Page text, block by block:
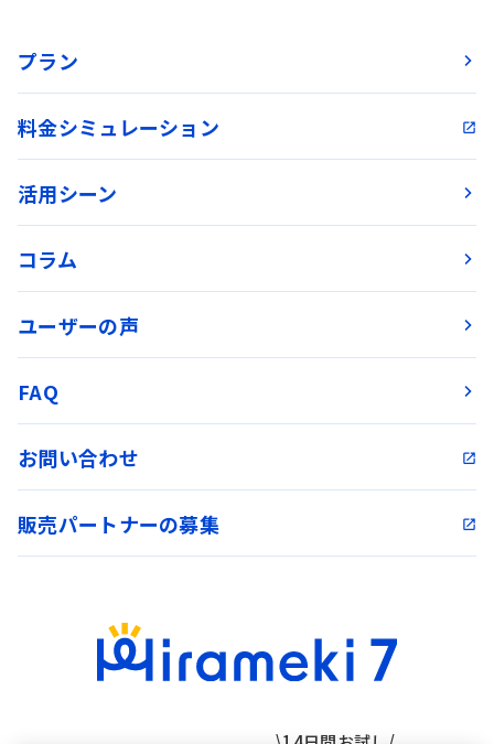
プラン
料金シミュレーション
活用シーン
コラム
ユーザーの声
FAQ
お問い合わせ
販売パートナーの募集